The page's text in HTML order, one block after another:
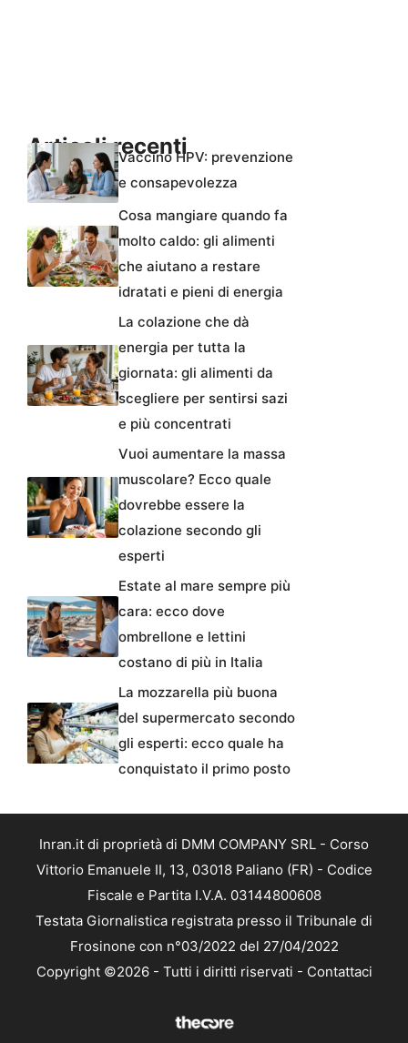
Articoli recentiVaccino HPV: prevenzione
e consapevolezza
Cosa mangiare quando fa
molto caldo: gli alimenti
che aiutano a restare
idratati e pieni di energia
La colazione che dà
energia per tutta la
giornata: gli alimenti da
scegliere per sentirsi sazi
e più concentrati
Vuoi aumentare la massa
muscolare? Ecco quale
dovrebbe essere la
colazione secondo gli
esperti
Estate al mare sempre più
cara: ecco dove
ombrellone e lettini
costano di più in Italia
La mozzarella più buona
del supermercato secondo
gli esperti: ecco quale ha
conquistato il primo posto
Inran.it di proprietà di DMM COMPANY SRL - Corso
Vittorio Emanuele II, 13, 03018 Paliano (FR) - Codice
Fiscale e Partita I.V.A. 03144800608
Testata Giornalistica registrata presso il Tribunale di
Frosinone con n°03/2022 del 27/04/2022
Copyright ©2026 - Tutti i diritti riservati - Contattaci